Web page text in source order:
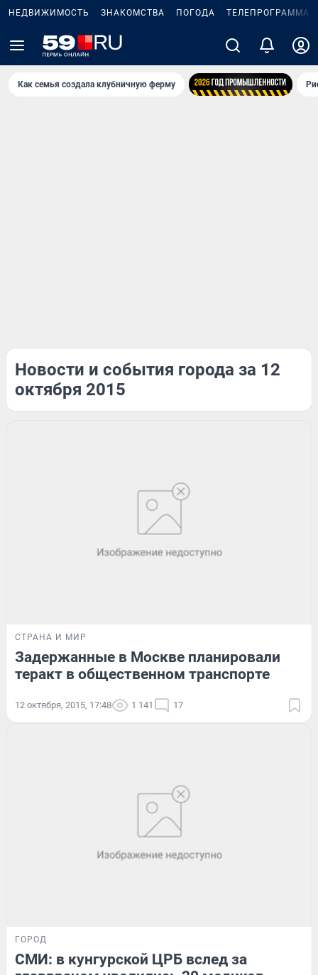
НЕДВИЖИМОСТЬ ЗНАКОМСТВА ПОГОДА ТЕЛЕПРОГРАММА
Как семья создала клубничную ферму
Новости и события города за 12
октября 2015
СТРАНА И МИР
Задержанные в Москве планировали
теракт в общественном транспорте
12 октября, 2015, 17:48 1 141 17
ГОРОД
СМИ: в кунгурской ЦРБ вслед за